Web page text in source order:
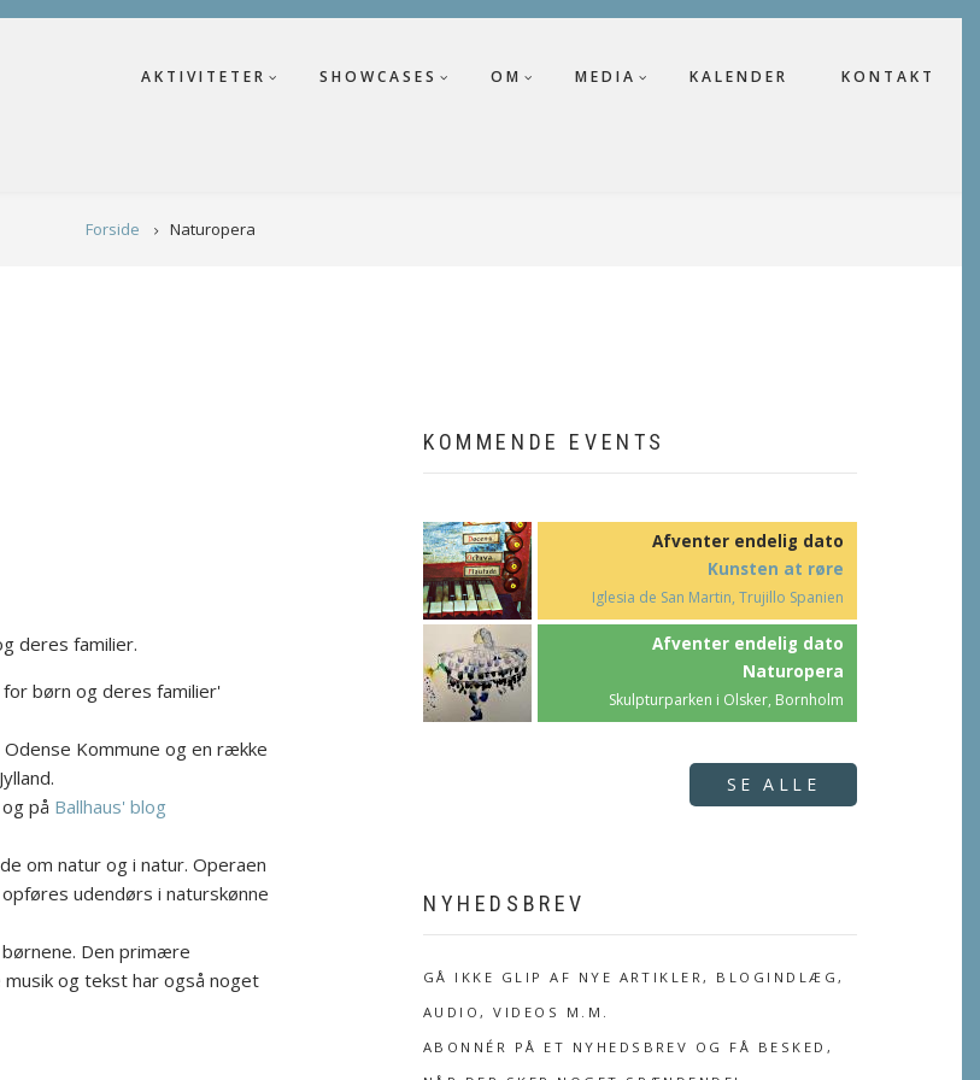
AKTIVITETER SHOWCASES OM MEDIA KALENDER KONTAKT
Forside Naturopera
deres familier.
børn og deres familier'
Kommune og en række
på Ballhaus' blog
om natur og i natur. Operaen
udendørs i naturskønne
Den primære
og tekst har også noget
KOMMENDE EVENTS
Afventer endelig dato
Kunsten at røre
Iglesia de San Martin, Trujillo Spanien
Afventer endelig dato
Naturopera
Skulpturparken i Olsker, Bornholm
SE ALLE
NYHEDSBREV
GÅ IKKE GLIP AF NYE ARTIKLER, BLOGINDLÆG,
AUDIO, VIDEOS M.M.
ABONNÉR PÅ ET NYHEDSBREV OG FÅ BESKED,